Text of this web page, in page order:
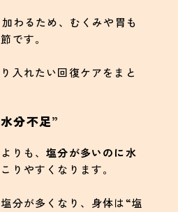
わるため、むくみや胃も
です。
入れたい回復ケアをまと
分不足”
りも、塩分が多いのに水
りやすくなります。
分が多くなり、身体は“塩